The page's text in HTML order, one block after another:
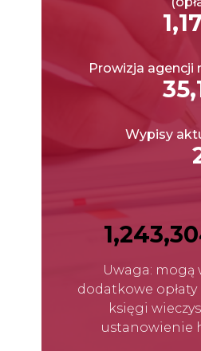
Prowizja agencji
Wypisy
Uwaga: mogą
dodatkowe opłaty
księgi
ustanowienie